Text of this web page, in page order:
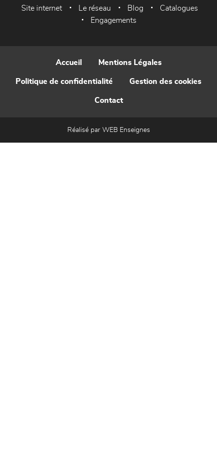
Site internet Le réseau Blog
Catalogues
Engagements
Accueil Mentions Légales
Politique de confidentialité Gestion des cookies
Contact
Réalisé par WEB Enseignes